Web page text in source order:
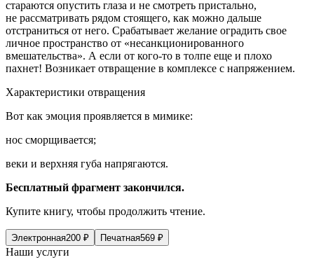
стараются опустить глаза и не смотреть пристально,
не рассматривать рядом стоящего, как можно дальше
отстраниться от него. Срабатывает желание оградить свое
личное пространство от «несанкционированного
вмешательства». А если от кого-то в толпе еще и плохо
пахнет! Возникает отвращение в комплексе с напряжением.
Характеристики отвращения
Вот как эмоция проявляется в мимике:
нос сморщивается;
веки и верхняя губа напрягаются.
Бесплатный фрагмент закончился.
Купите книгу, чтобы продолжить чтение.
Электронная200 ₽ Печатная569 ₽
Наши услуги